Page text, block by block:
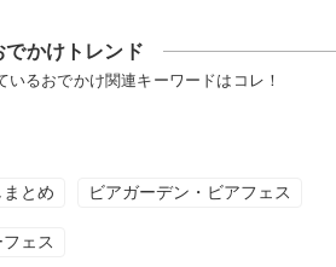
でかけトレンド
いるおでかけ関連キーワードはコレ！
とめ ビアガーデン・ビアフェス
ェス